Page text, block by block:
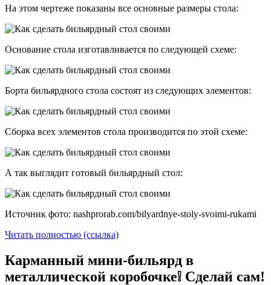
На этом чертеже показаны все основные размеры стола:
Основание стола изготавливается по следующей схеме:
Борта бильярдного стола состоят из следующих элементов:
Сборка всех элементов стола производится по этой схеме:
А так выглядит готовый бильярдный стол:
Источник фото: nashprorab.com/bilyardnye-stoly-svoimi-rukami
Читать полностью (ссылка)
Карманный мини-бильярд в
металлической коробочке❕ Сделай сам!